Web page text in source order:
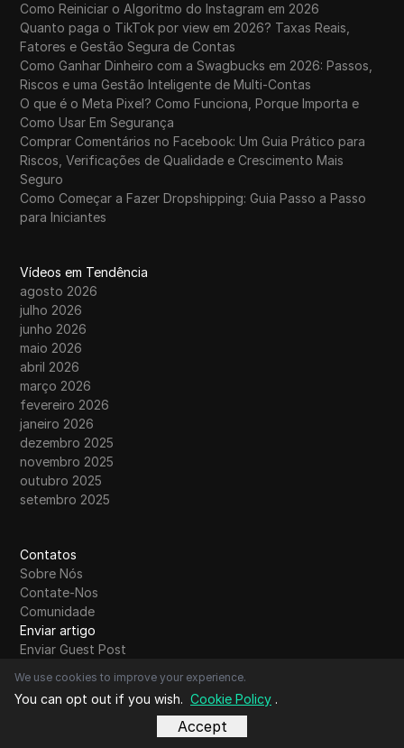
Como Reiniciar o Algoritmo do Instagram em 2026
Quanto paga o TikTok por view em 2026? Taxas Reais,
Fatores e Gestão Segura de Contas
Como Ganhar Dinheiro com a Swagbucks em 2026: Passos,
Riscos e uma Gestão Inteligente de Multi-Contas
O que é o Meta Pixel? Como Funciona, Porque Importa e
Como Usar Em Segurança
Comprar Comentários no Facebook: Um Guia Prático para
Riscos, Verificações de Qualidade e Crescimento Mais
Seguro
Como Começar a Fazer Dropshipping: Guia Passo a Passo
para Iniciantes
Vídeos em Tendência
agosto 2026
julho 2026
junho 2026
maio 2026
abril 2026
março 2026
fevereiro 2026
janeiro 2026
dezembro 2025
novembro 2025
outubro 2025
setembro 2025
Contatos
Sobre Nós
Contate-Nos
Comunidade
Enviar artigo
Enviar Guest Post
Partilha de Conta
We use cookies to improve your experience.
You can opt out if you wish. Cookie Policy .
Accept